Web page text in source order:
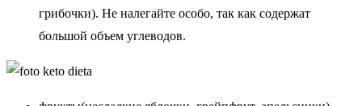
грибочки). Не налегайте особо, так как содержат
большой объем углеводов.